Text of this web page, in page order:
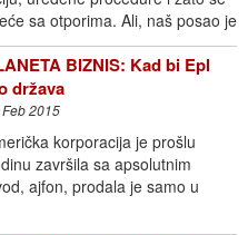
sa otporima. Ali, naš posao je
BIZNIS: Kad bi Epl
država
2015
korporacija je prošlu
završila sa apsolutnim
ajfon, prodala je samo u